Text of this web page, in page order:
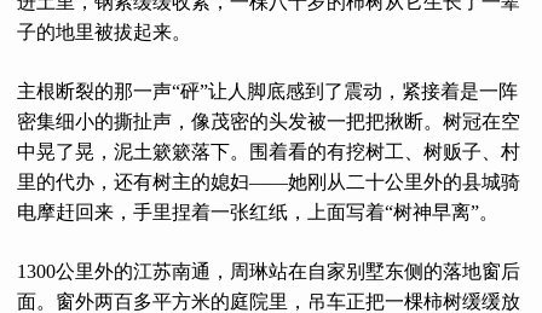
子的地里被拔起来。
主根断裂的那一声“砰”让人脚底感到了震动，紧接着是一阵
密集细小的撕扯声，像茂密的头发被一把把揪断。树冠在空
中晃了晃，泥土簌簌落下。围着看的有挖树工、树贩子、村
里的代办，还有树主的媳妇——她刚从二十公里外的县城骑
电摩赶回来，手里捏着一张红纸，上面写着“树神早离”。
1300公里外的江苏南通，周琳站在自家别墅东侧的落地窗后
面。窗外两百多平方米的庭院里，吊车正把一棵柿树缓缓放